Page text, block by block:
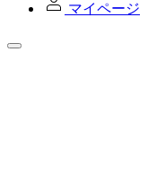
マイページ